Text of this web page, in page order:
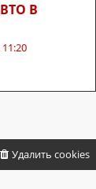
В
11:20
Удалить cookies